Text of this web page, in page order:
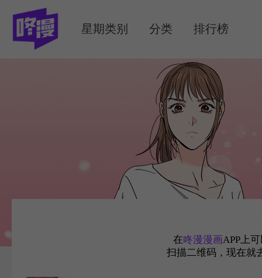
星期类别 分类 排行榜
在咚漫漫画APP上
扫描二维码，现在就